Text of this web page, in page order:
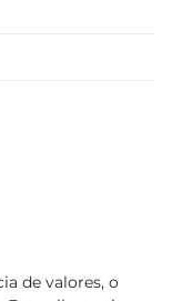
de valores, o